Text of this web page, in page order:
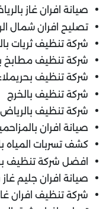
صيانة افران غاز
تصليح افران شمال
شركة تنظيف ثريات
شركة تنظيف مطابخ
شركة تنظيف
شركة تنظيف بالخرج
شركة تنظيف بالرياض
صيانة افران
كشف تسربات المياه
افضل شركة تنظيف
صيانة افران جليم غاز
شركة تنظيف افران